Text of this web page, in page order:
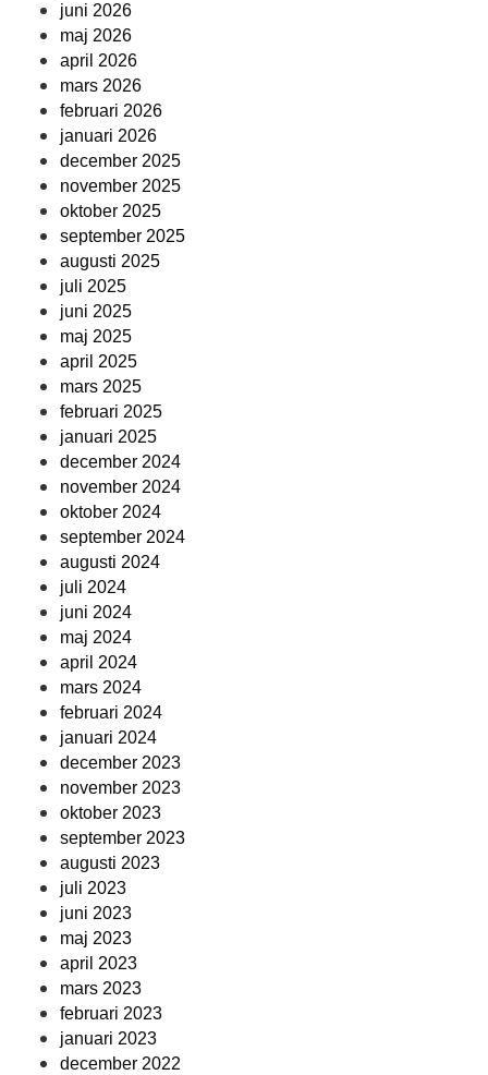
juni 2026
maj 2026
april 2026
mars 2026
februari 2026
januari 2026
december 2025
november 2025
oktober 2025
september 2025
augusti 2025
juli 2025
juni 2025
maj 2025
april 2025
mars 2025
februari 2025
januari 2025
december 2024
november 2024
oktober 2024
september 2024
augusti 2024
juli 2024
juni 2024
maj 2024
april 2024
mars 2024
februari 2024
januari 2024
december 2023
november 2023
oktober 2023
september 2023
augusti 2023
juli 2023
juni 2023
maj 2023
april 2023
mars 2023
februari 2023
januari 2023
december 2022